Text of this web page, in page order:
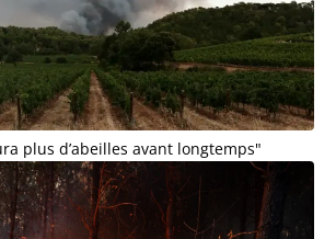
plus d’abeilles avant longtemps"